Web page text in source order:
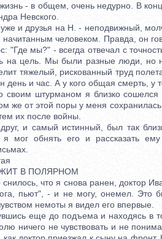
- в общем, очень недурно. В
Невского.
и друзья на Н. - неподвижный,
человеком. Правда, он
"Где мы?" - всегда отвечал с
на цель. Мы были разные люди, но
тяжелый, рискованный труд
день и час. А у кого общая смерть, у
штурманом я близко сошелся
же от этой поры у меня
их после войны.
и самый истинный, был так
я мог обнять его и рассказать
В ПОЛЯРНОМ
что я снова ранен, доктор
пьют", - и не могу, онемел. Это
немоты я видел его впервые.
еще до подъема и находясь в
ничего не чувствовать и не